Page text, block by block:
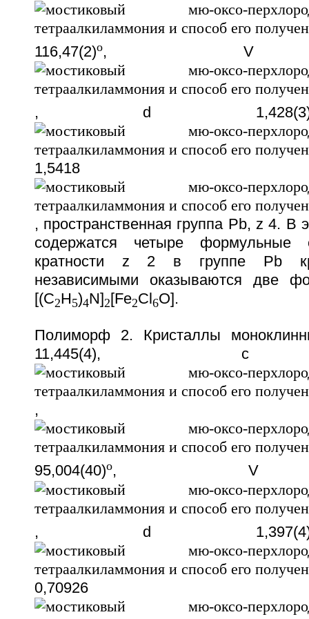
116,47(2)o, V
, d
1,5418
, пространственная группа Pb, z 4. В
содержатся четыре
кратности z 2 в группе Pb
независимыми оказываются две
[(C2H5)4N]2 [Fe2Cl 6O].
Полиморф 2. Кристаллы
11,445(4), c
,
95,004(40)o, V
, d
0,70926